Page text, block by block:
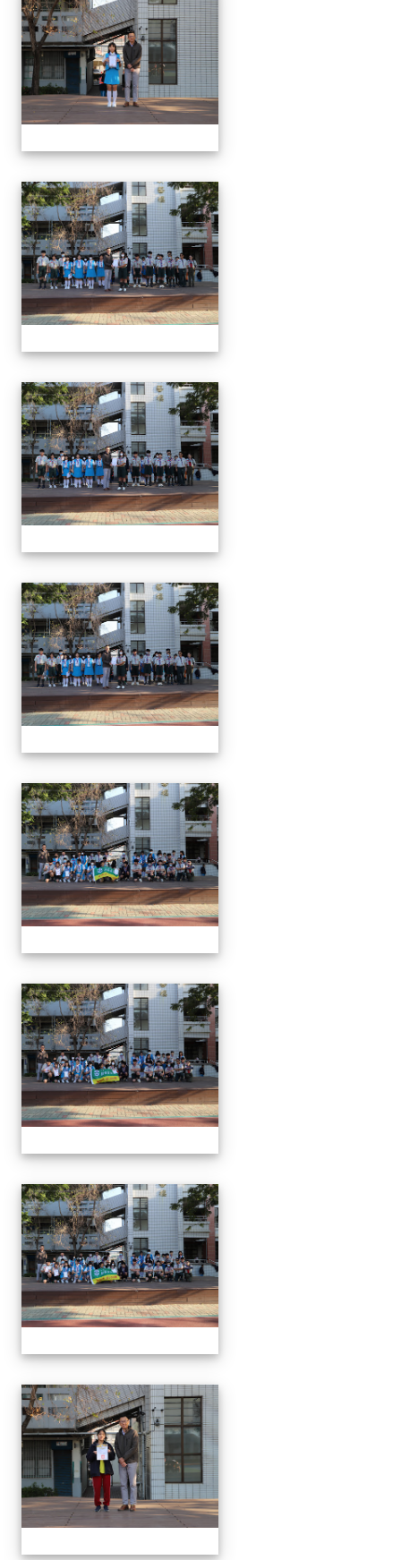
1150312 114上第3次段考
1150312 114上第3次段考
1150312 114上第3次段考
1150312 114上第3次段考
1150312 114上第3次段考
1150312 114上第3次段考